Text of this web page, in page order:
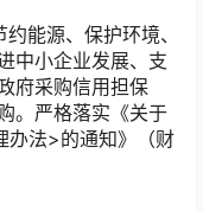
能源、保护环境、
中小企业发展、支
府采购信用担保
。严格落实《关于
办法>的通知》（财